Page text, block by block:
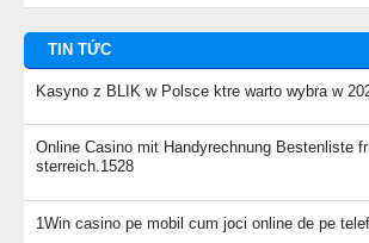
TIN TỨC
Kasyno z BLIK w Polsce ktre warto wybra w
Online Casino mit Handyrechnung Bestenliste
sterreich.1528
1Win casino pe mobil cum joci online de pe